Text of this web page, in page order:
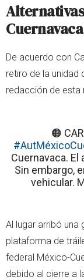
De acuerdo con
retiro de la unidad
redacción de esta
🟠
Cuernavaca.
Sin embargo,
vehicular.
Al lugar arribó
plataforma de
federal México-
debido al cierre a